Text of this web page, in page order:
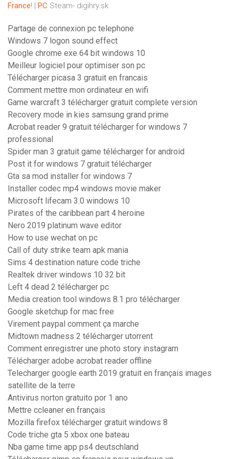
France! | PC Steam- digihry.sk
Partage de connexion pc telephone
Windows 7 logon sound effect
Google chrome exe 64 bit windows 10
Meilleur logiciel pour optimiser son pc
Télécharger picasa 3 gratuit en francais
Comment mettre mon ordinateur en wifi
Game warcraft 3 télécharger gratuit complete version
Recovery mode in kies samsung grand prime
Acrobat reader 9 gratuit télécharger for windows 7
professional
Spider man 3 gratuit game télécharger for android
Post it for windows 7 gratuit télécharger
Gta sa mod installer for windows 7
Installer codec mp4 windows movie maker
Microsoft lifecam 3.0 windows 10
Pirates of the caribbean part 4 heroine
Nero 2019 platinum wave editor
How to use wechat on pc
Call of duty strike team apk mania
Sims 4 destination nature code triche
Realtek driver windows 10 32 bit
Left 4 dead 2 télécharger pc
Media creation tool windows 8.1 pro télécharger
Google sketchup for mac free
Virement paypal comment ça marche
Midtown madness 2 télécharger utorrent
Comment enregistrer une photo story instagram
Télécharger adobe acrobat reader offline
Telecharger google earth 2019 gratuit en français images
satellite de la terre
Antivirus norton gratuito por 1 ano
Mettre ccleaner en français
Mozilla firefox télécharger gratuit windows 8
Code triche gta 5 xbox one bateau
Nba game time app ps4 deutschland